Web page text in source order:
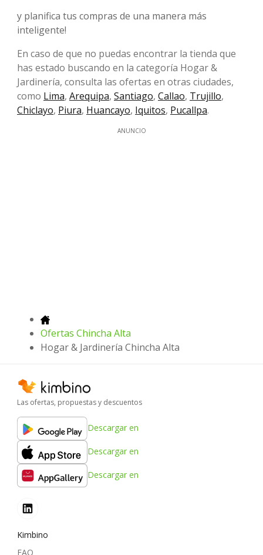
y planifica tus compras de una manera más
inteligente!
En caso de que no puedas encontrar la tienda que
has estado buscando en la categoría Hogar &
Jardinería, consulta las ofertas en otras ciudades,
como Lima, Arequipa, Santiago, Callao, Trujillo,
Chiclayo, Piura, Huancayo, Iquitos, Pucallpa.
ANUNCIO
Ofertas Chincha Alta
Hogar & Jardinería Chincha Alta
Las ofertas, propuestas y descuentos
Descargar en
Descargar en
Descargar en
Kimbino
FAQ